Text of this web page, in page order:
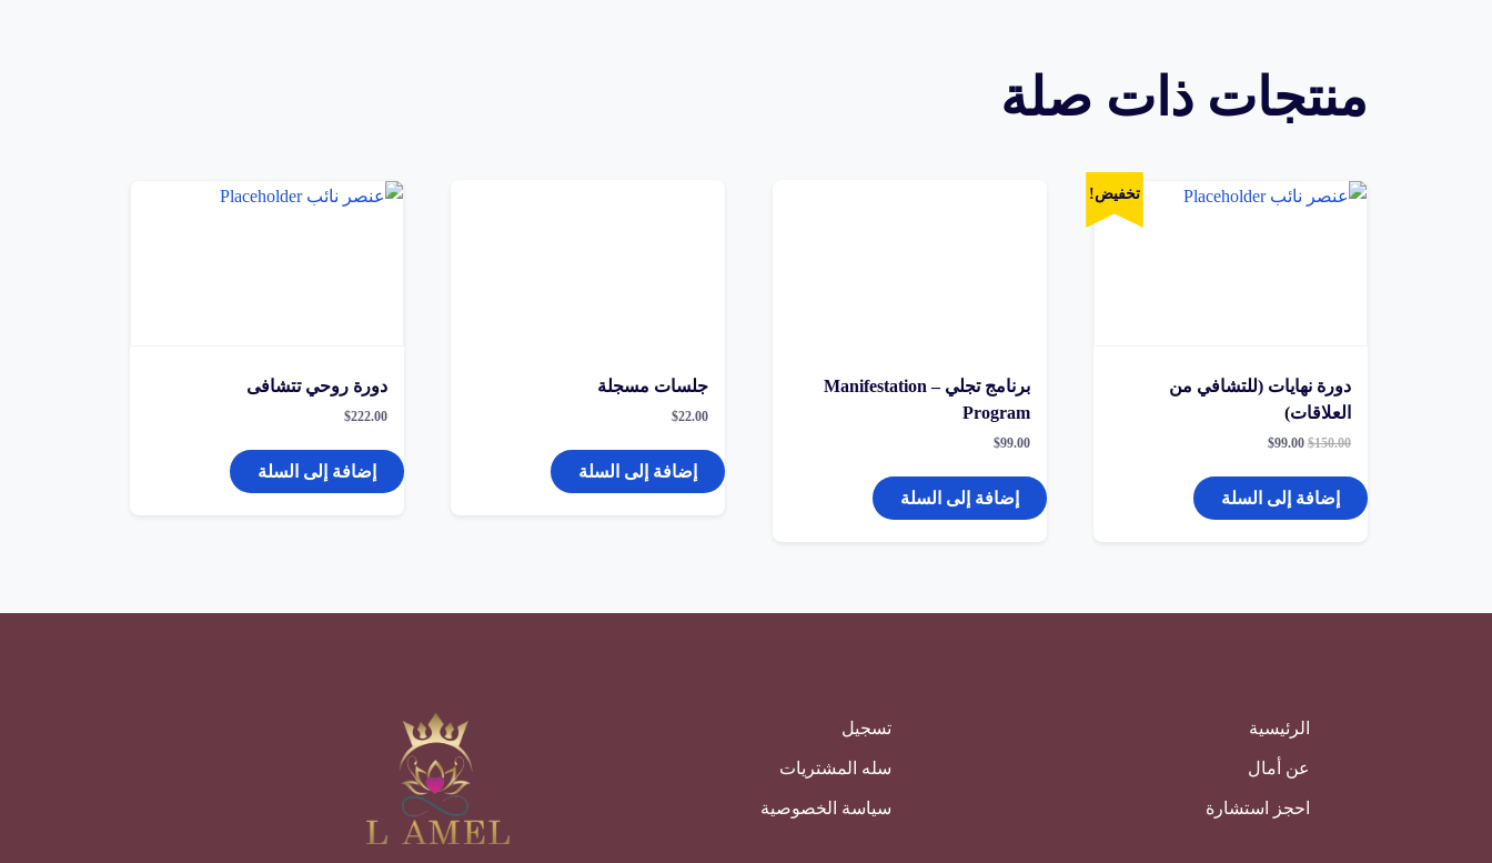
منتجات ذات صلة
تخفيض!
دورة نهايات (للتشافي من
العلاقات)
$150.00
السعر
هو:
$150.00.
$99.00 السعر
هو:
إضافة إلى السلة
برنامج تجلي – Manifestation
Program
$99.00
إضافة إلى السلة
جلسات مسجلة
$22.00
إضافة إلى السلة
دورة روحي تتشافى
$222.00
إضافة إلى السلة
الرئيسية
عن أمال
احجز استشارة
تسجيل
سله المشتريات
سياسة الخصوصية